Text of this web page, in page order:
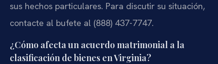
sus hechos particulares. Para discutir su situación,
contacte al bufete al (888) 437-7747.
¿Cómo afecta un acuerdo matrimonial a la
clasificación de bienes en Virginia?